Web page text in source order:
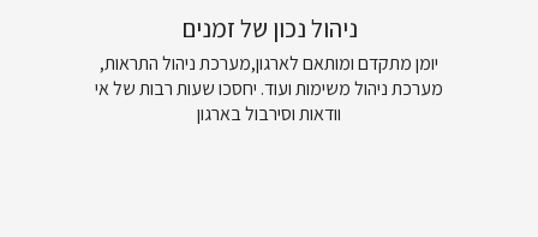
ניהול נכון של זמנים
יומן מתקדם ומותאם לארגון,מערכת ניהול התראות,
מערכת ניהול משימות ועוד. יחסכו שעות רבות של אי
וודאות וסירבול בארגון